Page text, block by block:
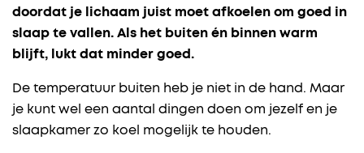
doordat je lichaam juist moet afkoelen om goed in
slaap te vallen. Als het buiten én binnen warm
blijft, lukt dat minder goed.
De temperatuur buiten heb je niet in de hand. Maar
je kunt wel een aantal dingen doen om jezelf en je
slaapkamer zo koel mogelijk te houden.